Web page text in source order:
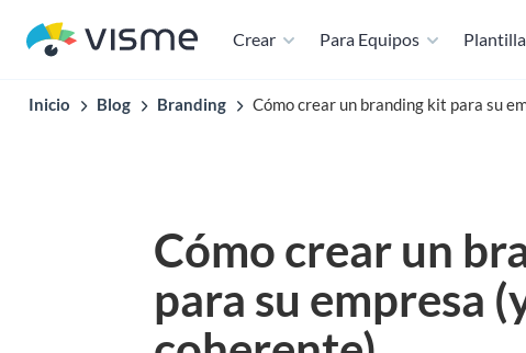
Crear Para Equipos
Inicio Blog Branding Cómo crear un branding kit para su
Cómo crear un
para su empresa